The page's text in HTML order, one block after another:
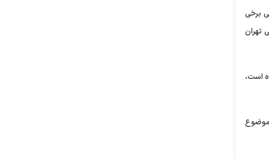
برخی
تهران
است،
موضوع